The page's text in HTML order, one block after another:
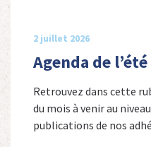
2 juillet 2026
Agenda de
Retrouvez dans cette
du mois à venir au
publications de nos